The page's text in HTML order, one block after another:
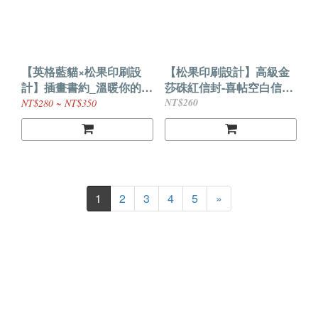
【英格藍貓×松果印刷設
計】插畫書約_溫暖你的心
_給予你真摯的祝福
NT$280 ~ NT$350
【松果印刷設計】高級金
莎硃紅信封-喜帖空白信封
3款尺寸（50入一組）可
加價燙印地址
NT$260
1 2 3 4 5 »